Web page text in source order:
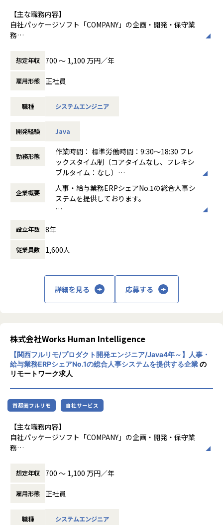
容説明書）
・不具合修正マイルストーンの計画、立案
・新規案件マイルストーンの計画、立・メンターとしての後
輩指導
・マネージャとしての組織目標立案
【入社後フォロー】
の保守開発の経験を通じて、
裁量の大きい仕事をお任せします。
・製品マニュアルや業務wiki、20年以上のノウハウが詰まっ
たサポートサイト等もございます。
【配属組織】2023年3月現在
製品開発部門 587名
└各製品/開発領域で組織が分かれ、それぞれ数⼗名程度在籍
・中途社員⽐率は2～3割程度
平均年齢 33歳（マネジャークラス平均38歳）
入社後は本職種に従事いただきます。
その後、ご本人の適性等により当社業務全般に変更の可能性
があります。
【主な職務内容】
自社パッケージソフト「COMPANY」の企画・開発・保守業
務
・新規サービス（マイクロサービス）の企画開発
・既存プロダクトの機能強化/改善案件
・当社コンサルタント/サポートセンターからの製品に起因す
る問題の調査・解決支援
ご希望や適性に応じて、人事・給与・勤怠・ID管理・タレン
いずれかの開発チームに所属していただきます。
【具体的な業務内容】
4～5名程度のチームで、1ヶ月単位で設計～テストのサイク
ルを繰り返します。
・サービス要件の定義、カタログレビュー実施
・UIUXデザイン（UIUXチームとの連携）、UIUXレビュー実
・テストケース作成、シナリオレビュー実施
・テストケース打鍵
・リリースノート作成
・コンサル/サポートセンターからの問い合わせ対応
・チームメンバーのマネジメント業務（スクラム、1on1、
・大規模な開発力
・BtoB、ERPの知識
・幅広い人事領域の業務知識
・カタログ設計（課題分析、仕様コード）
・コーディング
・テスト設計と相互打鍵
・お客様向けドキュメントの作成（機能リファレス、開発内
容説明書）
・不具合修正マイルストーンの計画、立案
・新規案件マイルストーンの計画、立・メンターとしての後
輩指導
・マネージャとしての組織目標立案
【入社後フォロー】
の保守開発の経験を通じて、
想定年収 700 〜 1,100 万円／年
雇用形態 正社員
職種 システムエンジニア
開発経験 Java
勤務形態
作業時間： 標準労働時間：9:30～18:30 フレ
ックスタイム制（コアタイムなし、フレキシ
ブルタイム：なし）
働き方： フルフレックス制
時間外労働の有無： 有（月平均30時間）
休憩時間： 60分
企業概要
人事・給与業務ERPシェアNo.1の総合人事シ
ステムを提供しております。
が生まれ、活況を呈しています。1996年に誕
と社員の知恵により成長を続け、様々な社会
の活用により「COMPANY」を進化させるこ
とで、お客様から信頼される企業となり、HR
テック業界を牽引するリーディングカンパニ
設立年数 8年
従業員数 1,600人
詳細を見る 応募する
株式会社Works Human Intelligence
【関西フルリモ/プロダクト開発エンジニア/Java4年～】人事・
給与業務ERPシェアNo.1の総合人事システムを提供する企業の
リモートワーク求人
首都圏フルリモ 自社サービス
【主な職務内容】
自社パッケージソフト「COMPANY」の企画・開発・保守業
務
・新規サービス（マイクロサービス）の企画開発
・既存プロダクトの機能強化/改善案件
・当社コンサルタント/サポートセンターからの製品に起因す
る問題の調査・解決支援
ご希望や適性に応じて、人事・給与・勤怠・ID管理・タレン
想定年収 700 〜 1,100 万円／年
雇用形態 正社員
職種 システムエンジニア